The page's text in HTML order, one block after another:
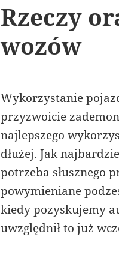
Rzeczy
wozów
Wykorzystanie
przyzwoicie
najlepszego
dłużej. Jak
potrzeba słusznego
powymieniane
kiedy pozyskujemy
uwzględnił to już